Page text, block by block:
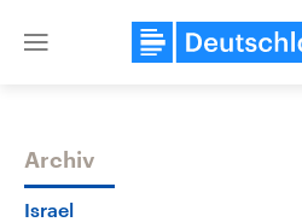
Close
Themen
Archiv
Israel